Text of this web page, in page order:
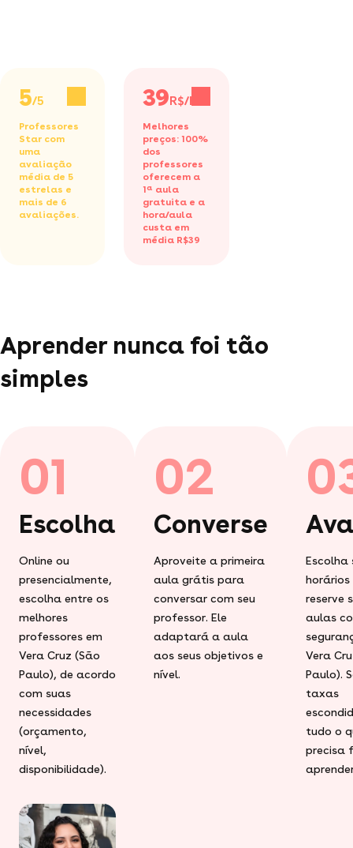
5/5
Professores
Star com
uma
avaliação
média de 5
estrelas e
mais de 6
avaliações.
39R$/h
Melhores
preços: 100%
dos
professores
oferecem a
1ª aula
gratuita e a
hora/aula
custa em
média R$39
Aprender nunca foi tão
simples
01
Escolha
Online ou
presencialmente,
escolha entre os
melhores
professores em
Vera Cruz (São
Paulo), de acordo
com suas
necessidades
(orçamento,
nível,
disponibilidade).
02
Converse
Aproveite a primeira
aula grátis para
conversar com seu
professor. Ele
adaptará a aula
aos seus objetivos e
nível.
Escolha
horários
reserve
aulas
Vera
Paulo).
taxas
tudo o
precisa